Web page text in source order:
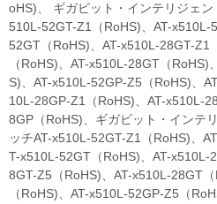
oHS)、 ギガビット・インテリジェ
510L-52GT-Z1（RoHS)、AT-x510L-
52GT（RoHS)、AT-x510L-28GT-Z1
（RoHS)、AT-x510L-28GT（RoHS)
S)、AT-x510L-52GP-Z5（RoHS)、
10L-28GP-Z1（RoHS)、AT-x510L-
8GP（RoHS)、ギガビット・インテ
ッチAT-x510L-52GT-Z1（RoHS)、
T-x510L-52GT（RoHS)、AT-x510L-
8GT-Z5（RoHS)、AT-x510L-28GT
（RoHS)、AT-x510L-52GP-Z5（